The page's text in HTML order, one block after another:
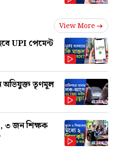
View More
UPI পেমেন্ট
অভিযুক্ত তৃণমূল
৩ জন শিক্ষক